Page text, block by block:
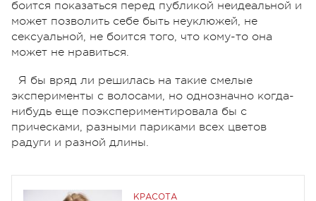
боится показаться перед публикой неидеальной и
может позволить себе быть неуклюжей, не
сексуальной, не боится того, что кому-то она
может не нравиться.
Я бы вряд ли решилась на такие смелые
эксперименты с волосами, но однозначно когда-
нибудь еще поэкспериментировала бы с
прическами, разными париками всех цветов
радуги и разной длины.
КРАСОТА